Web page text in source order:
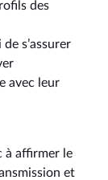
des
s’assurer
avec leur
à affirmer le
et